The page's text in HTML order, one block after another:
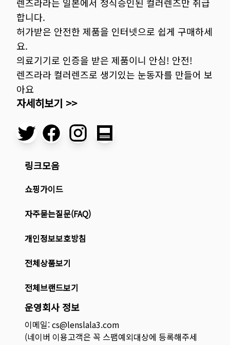
합니다.
허가받은 안전한 제품을 인터넷으로 쉽게 구매하세
요.
의료기기로 인증을 받은 제품이니 안심! 안전!
렌즈라라 컬러렌즈로 생기있는 눈동자를 만들어 보
아요
자세히보기 >>
링크모음
쇼핑가이드
자주묻는질문(FAQ)
개인정보보호방침
전체상품보기
전체브랜드보기
운영회사 정보
이메일: cs@lenslala3.com
(네이버 이용고객은 꼭 스팸예외대상에 등록해주세